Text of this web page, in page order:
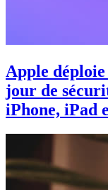
Apple
jour de
iPhone, iPad